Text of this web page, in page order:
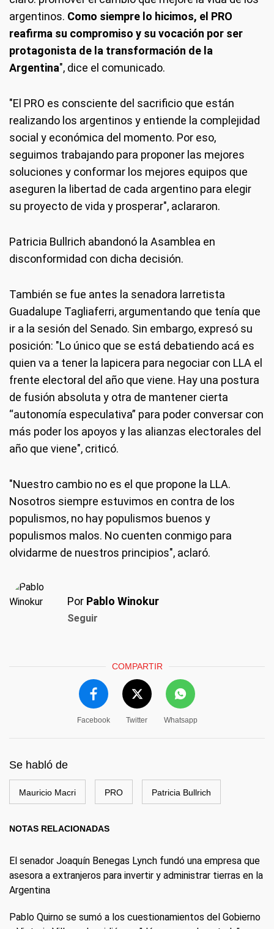
argentinos. Como siempre lo hicimos, el PRO
reafirma su compromiso y su vocación por ser
protagonista de la transformación de la
Argentina", dice el comunicado.
"El PRO es consciente del sacrificio que están
realizando los argentinos y entiende la complejidad
social y económica del momento. Por eso,
seguimos trabajando para proponer las mejores
soluciones y conformar los mejores equipos que
aseguren la libertad de cada argentino para elegir
su proyecto de vida y prosperar", aclararon.
Patricia Bullrich abandonó la Asamblea en
disconformidad con dicha decisión.
También se fue antes la senadora larretista
Guadalupe Tagliaferri, argumentando que tenía que
ir a la sesión del Senado. Sin embargo, expresó su
posición: "Lo único que se está debatiendo acá es
quien va a tener la lapicera para negociar con LLA el
frente electoral del año que viene. Hay una postura
de fusión absoluta y otra de mantener cierta
“autonomía especulativa” para poder conversar con
más poder los apoyos y las alianzas electorales del
año que viene", criticó.
"Nuestro cambio no es el que propone la LLA.
Nosotros siempre estuvimos en contra de los
populismos, no hay populismos buenos y
populismos malos. No cuenten conmigo para
olvidarme de nuestros principios", aclaró.
Por Pablo Winokur
Seguir
COMPARTIR
Facebook Twitter Whatsapp
Se habló de
Mauricio Macri PRO Patricia Bullrich
NOTAS RELACIONADAS
El senador Joaquín Benegas Lynch fundó una empresa que
asesora a extranjeros para invertir y administrar tierras en la
Argentina
Pablo Quirno se sumó a los cuestionamientos del Gobierno